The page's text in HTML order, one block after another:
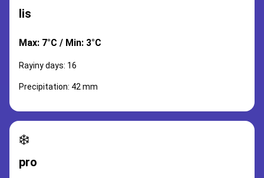
lis
Max: 7°C / Min: 3°C
Rayiny days: 16
Precipitation: 42 mm
❄️
pro